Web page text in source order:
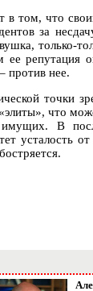
в том, что
за
только-
репутация
против нее.
точки
что
В
усталость